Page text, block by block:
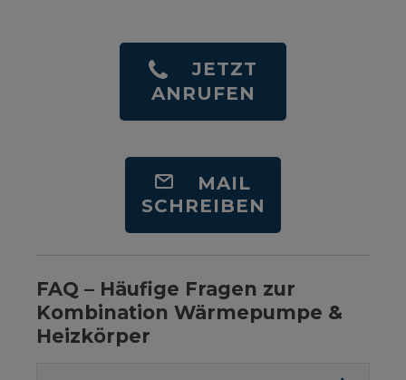
JETZT
ANRUFEN
MAIL
SCHREIBEN
FAQ – Häufige Fragen zur
Kombination Wärmepumpe &
Heizkörper